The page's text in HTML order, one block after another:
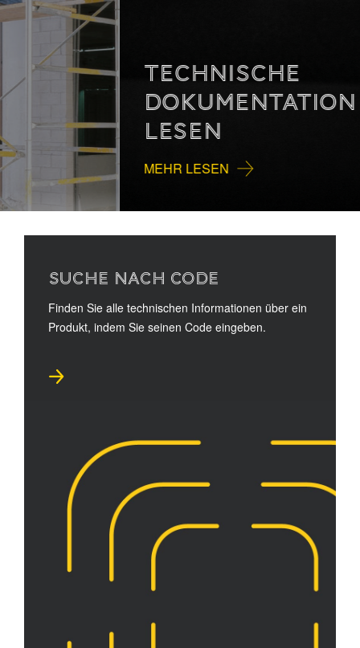
TECHNISCHE
DOKUMENTATION
LESEN
SUCHE NACH CODE
Finden Sie alle technischen Informationen über ein
Produkt, indem Sie seinen Code eingeben.